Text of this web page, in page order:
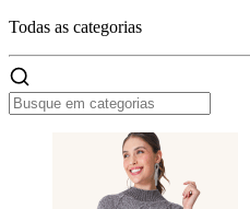
Todas as categorias